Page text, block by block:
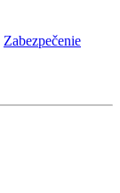
Zabezpečenie